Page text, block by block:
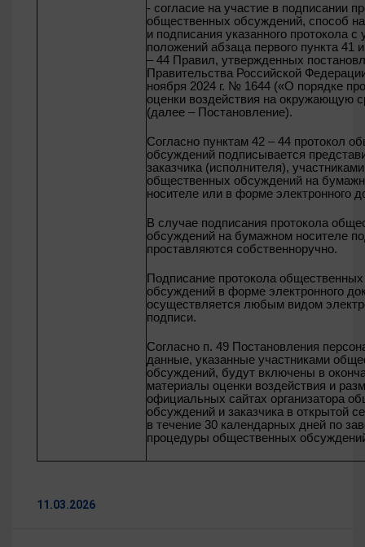
- согласие на участие в подписании
общественных обсуждений, способ
и подписания указанного протокола с
положений абзаца первого пункта 41
– 44 Правил, утвержденных
Правительства Российской
ноября 2024 г. № 1644 («О порядке
оценки воздействия на окружающую
(далее – Постановление).
Согласно пунктам 42 – 44 протокол
обсуждений подписывается
заказчика (исполнителя), участниками
общественных обсуждений на
носителе или в форме электронного
В случае подписания протокола
обсуждений на бумажном носителе
проставляются собственноручно.
Подписание протокола общественных
обсуждений в форме электронного
осуществляется любым видом
подписи.
Согласно п. 49 Постановления
данные, указанные участниками
обсуждений, будут включены в
материалы оценки воздействия и
официальных сайтах организатора
обсуждений и заказчика в открытой
в течение 30 календарных дней по
процедуры общественных
11.03.2026